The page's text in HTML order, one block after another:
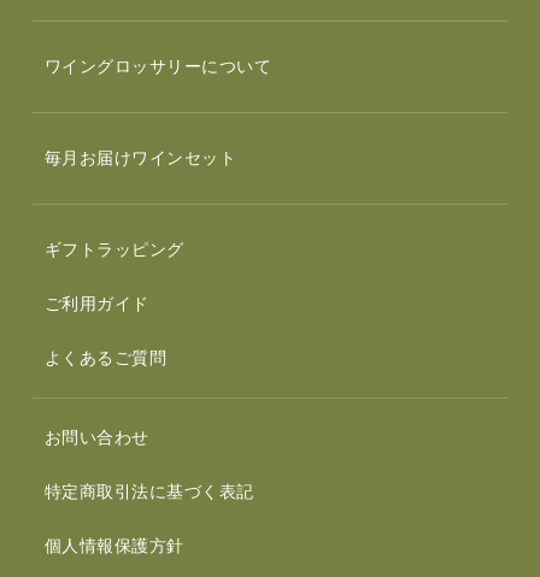
ワイングロッサリーについて
毎月お届けワインセット
ギフトラッピング
ご利用ガイド
よくあるご質問
お問い合わせ
特定商取引法に基づく表記
個人情報保護方針